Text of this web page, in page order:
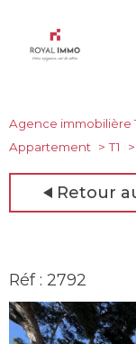
Agence immobilière
Appartement
T1
Retour
Réf : 2792